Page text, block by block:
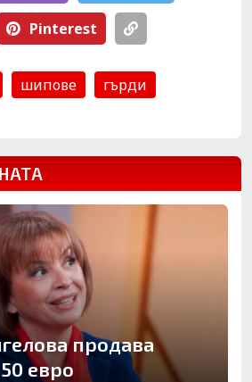
Pinterest
шипове гърди
продава
евро